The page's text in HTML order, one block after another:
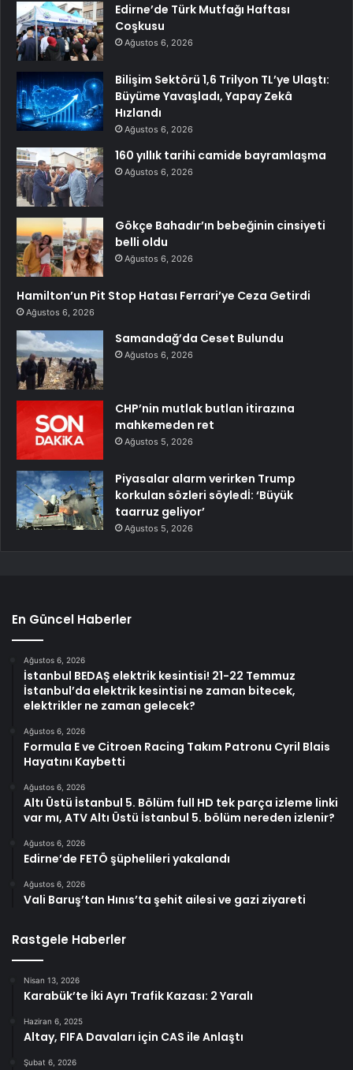
Edirne’de Türk Mutfağı Haftası
Coşkusu
Ağustos 6, 2026
Bilişim Sektörü 1,6 Trilyon TL’ye Ulaştı:
Büyüme Yavaşladı, Yapay Zekâ
Hızlandı
Ağustos 6, 2026
160 yıllık tarihi camide bayramlaşma
Ağustos 6, 2026
Gökçe Bahadır’ın bebeğinin cinsiyeti
belli oldu
Ağustos 6, 2026
Hamilton’un Pit Stop Hatası Ferrari’ye Ceza Getirdi
Ağustos 6, 2026
Samandağ’da Ceset Bulundu
Ağustos 6, 2026
CHP’nin mutlak butlan itirazına
mahkemeden ret
Ağustos 5, 2026
Piyasalar alarm verirken Trump
korkulan sözleri söyledİ: ‘Büyük
taarruz geliyor’
Ağustos 5, 2026
En Güncel Haberler
Ağustos 6, 2026
İstanbul BEDAŞ elektrik kesintisi! 21-22 Temmuz
İstanbul’da elektrik kesintisi ne zaman bitecek,
elektrikler ne zaman gelecek?
Ağustos 6, 2026
Formula E ve Citroen Racing Takım Patronu Cyril Blais
Hayatını Kaybetti
Ağustos 6, 2026
Altı Üstü İstanbul 5. Bölüm full HD tek parça izleme linki
var mı, ATV Altı Üstü İstanbul 5. bölüm nereden izlenir?
Ağustos 6, 2026
Edirne’de FETÖ şüphelileri yakalandı
Ağustos 6, 2026
Vali Baruş’tan Hınıs’ta şehit ailesi ve gazi ziyareti
Rastgele Haberler
Nisan 13, 2026
Karabük’te İki Ayrı Trafik Kazası: 2 Yaralı
Haziran 6, 2025
Altay, FIFA Davaları için CAS ile Anlaştı
Şubat 6, 2026